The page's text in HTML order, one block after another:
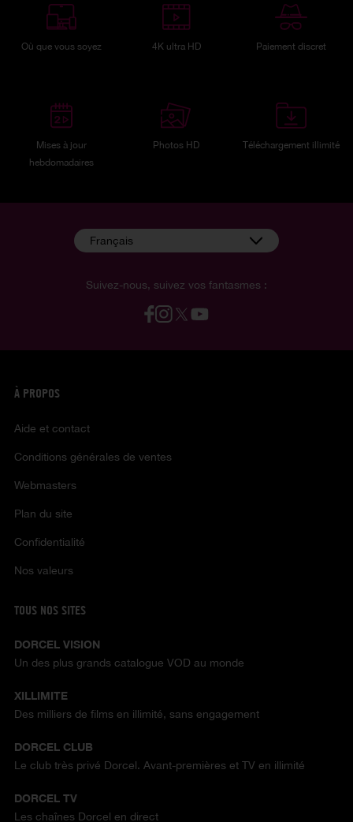
Où que vous soyez 4K ultra HD Paiement discret
Mises à jour
hebdomadaires
Photos HD Téléchargement illimité
Suivez-nous, suivez vos fantasmes :
Français
À PROPOS
Aide et contact
Conditions générales de ventes
Webmasters
Plan du site
Confidentialité
Nos valeurs
TOUS NOS SITES
DORCEL VISION
Un des plus grands catalogue VOD au monde
XILLIMITE
Des milliers de films en illimité, sans engagement
DORCEL CLUB
Le club très privé Dorcel. Avant-premières et TV en illimité
DORCEL TV
Les chaînes Dorcel en direct